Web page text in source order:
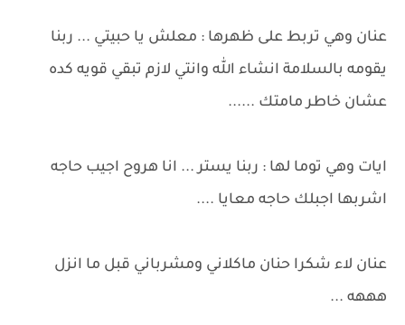
عنان وهي تربط على ظهرها : معلش يا حبيتي ... ربنا
يقومه بالسلامة انشاء الله وانتي لازم تبقي قويه كده
عشان خاطر مامتك ......
ايات وهي توما لها : ربنا يستر ... انا هروح اجيب حاجه
اشربها اجبلك حاجه معايا ....
عنان لاء شكرا حنان ماكلاني ومشرباني قبل ما انزل
هههه ...